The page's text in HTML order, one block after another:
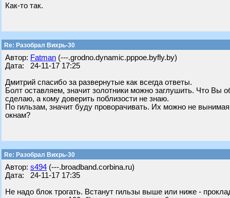
Как-то так.
Re: Разобрал Вихрь-30
Автор: Fatman (---.grodno.dynamic.pppoe.byfly.by)
Дата: 24-11-17 17:25
Дмитрий спасибо за развернутые как всегда ответы.
Болт оставляем, значит золотники можно заглушить. Что
сделаю, а кому доверить поблизости не знаю.
По гильзам, значит буду проворачивать. Их можно не
окнам?
Re: Разобрал Вихрь-30
Автор: s494 (---.broadband.corbina.ru)
Дата: 24-11-17 17:35
Не надо блок трогать. Встанут гильзы выше или ниже -